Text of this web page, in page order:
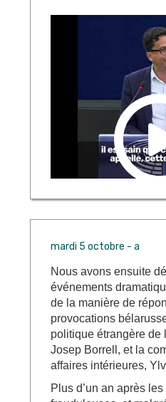
mardi 5 octobre - a
Nous avons ensuite
événements
de la manière de
provocations
politique étrangère de
Josep Borrell, et la
affaires intérieures,
Plus d’un an après